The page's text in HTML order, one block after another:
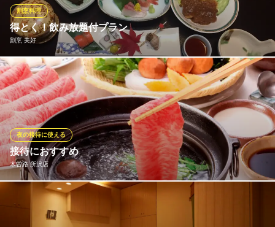
のお集まり、同窓会など大人数でのお集りなど幅広くご利用いた
だけます。
梅の花 所沢店
所沢/豆腐と湯葉の懐石
西武池袋線狭山ケ丘駅 徒歩20分
埼玉県所沢市三ケ島4-2129-1
得とく！飲み放題付プラン
割烹 美好
割烹料理
◆◆ ＮＥＷ！得とく！各コース料理に飲み放題付きプラン￥220
0 ８名様～◆◆ 幹事さん安心！ ☆サービス料10％ + 席料2時間
サービス♪ ☆飲み物（日本酒・ハイボール・焼酎・サワー・ソフ
トドリンク ビンビールはお１人1本）
※ 上記のコースは２時間です（Ｌ.Ｏ100分）飲み放題
割烹 美好
割烹
西武池袋線所沢駅 徒歩10分
埼玉県所沢市有楽町13-8
接待におすすめ
木曽路 所沢店
夜の接待に使える
落ち着いた個室でご安心してご利用頂けます様、木曽路のおもて
なしで大切なご接待をサポートさせていただきます。 こだわりの